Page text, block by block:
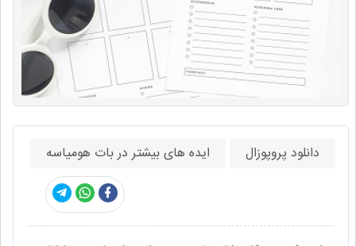
دانلود پروپوزال ایده های بیشتر در بات هومیاسه